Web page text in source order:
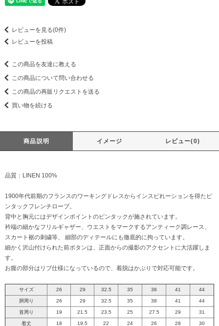
レビューを見る(0件)
レビューを投稿
この商品を友達に教える
この商品について問い合わせる
この商品の再販リクエストを送る
買い物を続ける
商品説明 イメージ レビュー(0)
品質：LINEN 100%
1900年代前期のフランスのワーキングドレスからインスピれーションを得たピ
ンタックフレンチローブ。
背中と胸元にはデザインポイントのピンタックが施されています。
衿端の細かなフリルギャザー、ウエストをマークするアンティーク調レース、
スカート裾の刺繍等、 細部のディテールにも徹底的に拘っています。
細かく沢山付けられた前ボタンは、正面からの撮影のアクセントに大活躍しま
す。
お腹の部分はリブ仕様になっているので、着脱はかぶりで対応可能です。
サイズ 26 29 32.5 35 38 41 44
胴周り 26 29 32.5 35 38 41 44
首周り 19 21.5 23.5 25 27.5 29 31
着丈 18 19.5 22 24 26 28 30